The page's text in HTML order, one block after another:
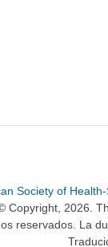
Society of
2026.
reservados. La